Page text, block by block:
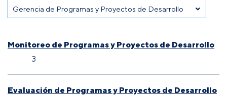
Monitoreo de Programas y Proyectos de Desarrollo
3
Evaluación de Programas y Proyectos de Desarrollo